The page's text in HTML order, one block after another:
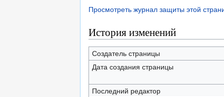
Просмотреть журнал защиты этой
История изменений
Создатель страницы
Дата создания страницы
Последний редактор